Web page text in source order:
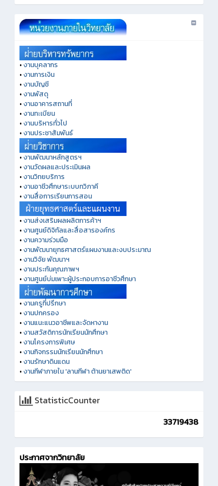
•งานบุคลากร
•งานการเงิน
•งานบัญชี
•งานพัสดุ
•งานอาคารสถานที่
•งานทะเบียน
•งานบริหารทั่วไป
•งานประชาสัมพันธ์
•งานพัฒนาหลักสูตรฯ
•งานวัดผลและประเมินผล
•งานวิทยบริการ
•งานอาชีวศึกษาระบบทวิภาคี
•งานสื่อการเรียนการสอน
•งานส่งเสริมผลผลิตการค้าฯ
•งานศูนย์ดิจิทัลและสื่อสารองค์กร
•งานความร่วมมือ
•งานพัฒนายุทธศาสตร์แผนงานและงบประมาณ
•งานวิจัย พัฒนาฯ
•งานประกันคุณภาพฯ
•งานศูนย์บ่มเพาะผู้ประกอบการอาชีวศึกษา
•งานครูที่ปรึกษา
•งานปกครอง
•งานแนะแนวอาชีพและจัดหางาน
•งานสวัสดิการนักเรียนนักศึกษา
•งานโครงการพิเศษ
•งานกิจกรรมนักเรียนนักศึกษา
•งานรักษาดินแดน
•งานกีฬาภายใน 'ลานกีฬา ต้านยาเสพติด'
StatisticCounter
33719438
ประกาศจากวิทยาลัย